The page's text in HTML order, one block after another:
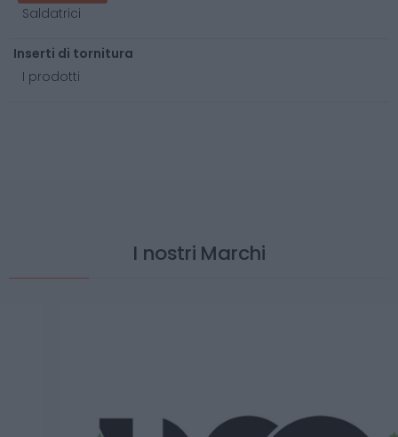
Saldatrici
Inserti di tornitura
I prodotti
I nostri Marchi